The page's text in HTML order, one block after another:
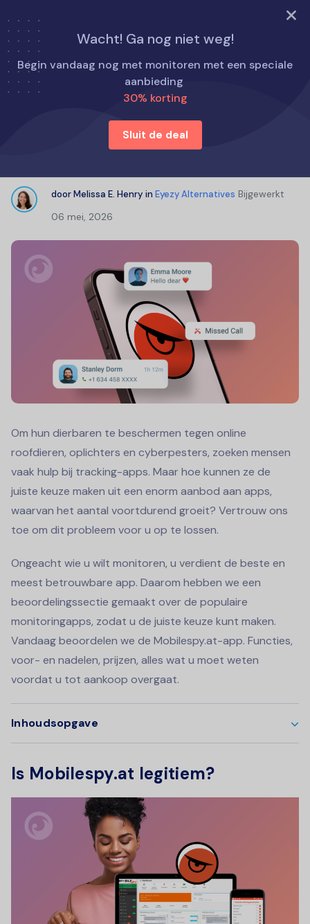
PROBEER NU
Wacht! Ga nog niet weg!
Begin vandaag nog met monitoren met een speciale
aanbieding
30% korting
Sluit de deal
Home
Eyezy Alternatieven
Mobilespy.at Review 2026: Is het de moeite waard?
Mobilespy.at Review 2026: Is het de
moeite waard?
doorMelissa E. Henry in Eyezy Alternatives Bijgewerkt
06 mei, 2026
Om hun dierbaren te beschermen tegen online
roofdieren, oplichters en cyberpesters, zoeken mensen
vaak hulp bij tracking-apps. Maar hoe kunnen ze de
juiste keuze maken uit een enorm aanbod aan apps,
waarvan het aantal voortdurend groeit? Vertrouw ons
toe om dit probleem voor u op te lossen.
Ongeacht wie u wilt monitoren, u verdient de beste en
meest betrouwbare app. Daarom hebben we een
beoordelingssectie gemaakt over de populaire
monitoringapps, zodat u de juiste keuze kunt maken.
Vandaag beoordelen we de Mobilespy.at-app. Functies,
voor- en nadelen, prijzen, alles wat u moet weten
voordat u tot aankoop overgaat.
Inhoudsopgave
Is Mobilespy.at legitiem?